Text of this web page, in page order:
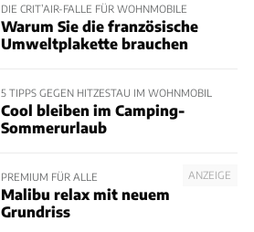
DIE CRIT’AIR-FALLE FÜR WOHNMOBILE
Warum Sie die französische
Umweltplakette brauchen
5 TIPPS GEGEN HITZESTAU IM WOHNMOBIL
Cool bleiben im Camping-
Sommerurlaub
ANZEIGE
PREMIUM FÜR ALLE
Malibu relax mit neuem
Grundriss